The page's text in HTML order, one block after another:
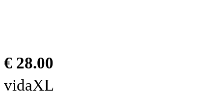
€ 28.00
vidaXL